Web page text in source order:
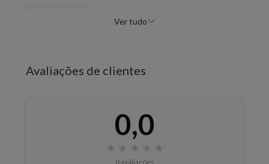
Realce de cor
Durabilidade variável
Ver tudo
Avaliações de clientes
0,0
0 avaliações